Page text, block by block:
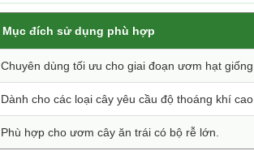
Mục đích sử dụng phù hợp
Chuyên dùng tối ưu cho giai đoạn ươm hạt giống.
Dành cho các loại cây yêu cầu độ thoáng khí cao.
Phù hợp cho ươm cây ăn trái có bộ rễ lớn.